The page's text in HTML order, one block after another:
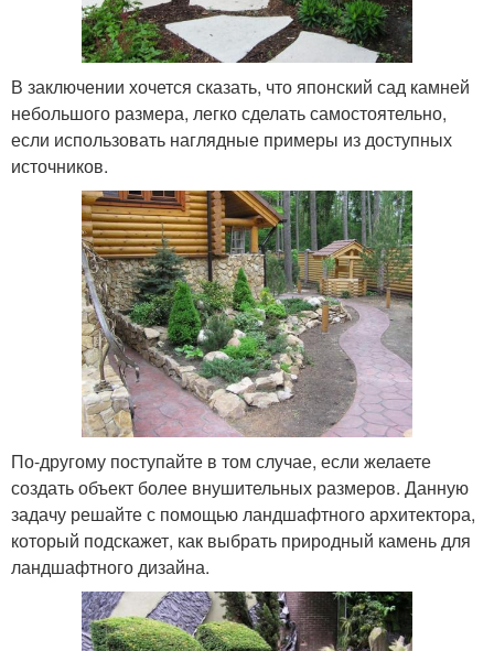
В заключении хочется сказать, что японский сад камней
небольшого размера, легко сделать самостоятельно,
если использовать наглядные примеры из доступных
источников.
По-другому поступайте в том случае, если желаете
создать объект более внушительных размеров. Данную
задачу решайте с помощью ландшафтного архитектора,
который подскажет, как выбрать природный камень для
ландшафтного дизайна.